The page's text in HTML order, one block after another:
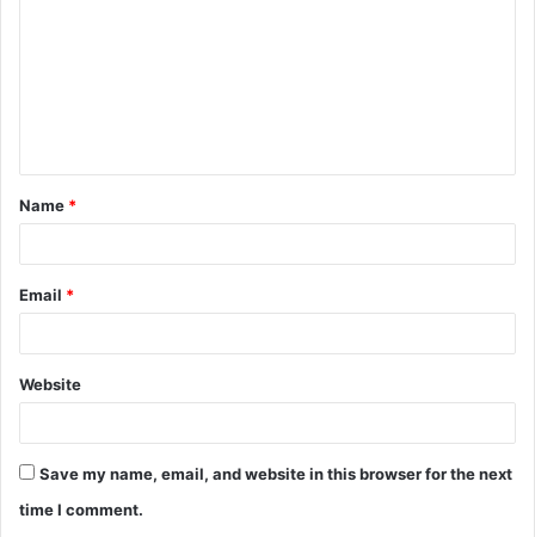
t
*
Name *
Email *
Website
Save my name, email, and website in this browser for the next
time I comment.